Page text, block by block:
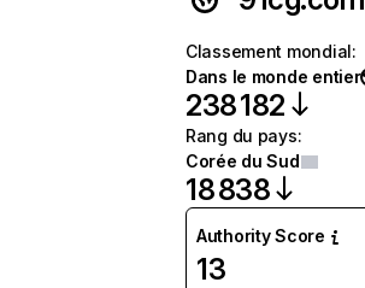
Classement mondial:
Dans le monde entier
238 182
Rang du pays:
Corée du Sud
18 838
Authority Score
13